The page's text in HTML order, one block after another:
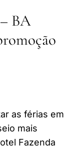
BA
as férias em
mais
Fazenda